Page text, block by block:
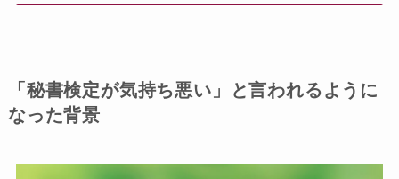
「秘書検定が気持ち悪い」と言われるように
なった背景